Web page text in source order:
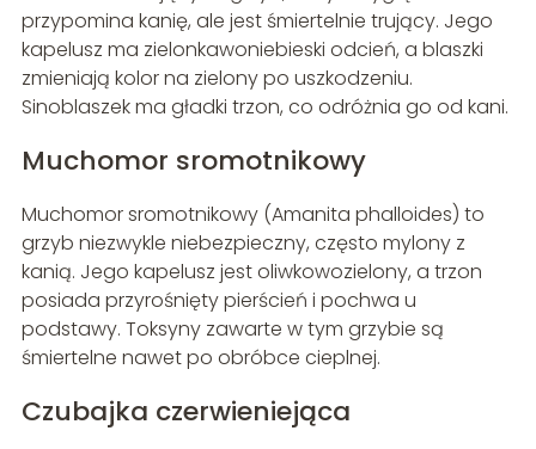
przypomina kanię, ale jest śmiertelnie trujący. Jego
kapelusz ma zielonkawoniebieski odcień, a blaszki
zmieniają kolor na zielony po uszkodzeniu.
Sinoblaszek ma gładki trzon, co odróżnia go od kani.
Muchomor sromotnikowy
Muchomor sromotnikowy (Amanita phalloides) to
grzyb niezwykle niebezpieczny, często mylony z
kanią. Jego kapelusz jest oliwkowozielony, a trzon
posiada przyrośnięty pierścień i pochwa u
podstawy. Toksyny zawarte w tym grzybie są
śmiertelne nawet po obróbce cieplnej.
Czubajka czerwieniejąca